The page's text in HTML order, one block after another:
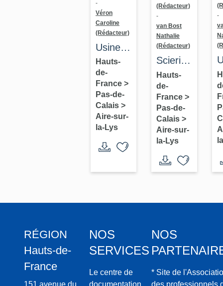
-
Véron
Caroline
(Rédacteur)
Usine
de taille
de
matériaux
de
construction
(marbrerie)
Decorvée-
Hauts-
de-
France >
Pas-de-
Calais >
Aire-sur-
la-Lys
(Rédacteur)
-
van Bost
Nathalie
(Rédacteur)
Scierie
Salomé,
puis
fonderie
d'Artois,
puis
lycée
agricole
(désaffecté)
Hauts-
de-
France >
Pas-de-
Calais >
Aire-sur-
la-Lys
-
RÉGION
Hauts-de-
France
151 avenue du
NOS
SERVICES
Le centre de
documentation
NOS
* Site de
des professionnels